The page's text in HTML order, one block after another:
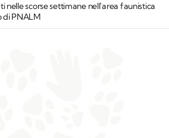
nelle scorse settimane nell'area faunistica
di PNALM